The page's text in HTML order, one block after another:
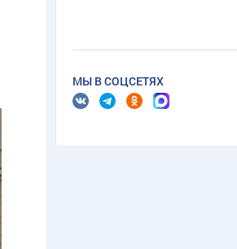
МЫ В СОЦСЕТЯХ